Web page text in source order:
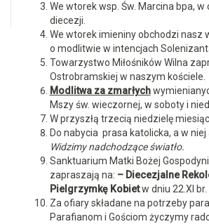
We wtorek wsp. Św. Marcina bpa,
diecezji.
We wtorek imieniny obchodzi nasz
o modlitwie w intencjach
Towarzystwo Miłośników Wilna
Ostrobramskiej w naszym kościele.
Modlitwa za zmarłych
Mszy św. wieczornej, w soboty i
W przyszłą trzecią niedzielę
Do nabycia prasa katolicka, a w niej
Widzimy nadchodzące światło.
Sanktuarium Matki Bożej
zapraszają na: – Diecezjalne
Pielgrzymkę Kobietw dniu 22.XI
Za ofiary składane na potrzeby
Parafianom i Gościom życzymy